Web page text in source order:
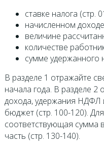
ставке налога (стр.
начисленном
величине
количестве
сумме удержанного
В разделе 1 отражайте
начала года. В разделе 2
дохода, удержания НДФЛ
бюджет (стр. 100-120).
соответствующая сумма
часть (стр. 130-140).